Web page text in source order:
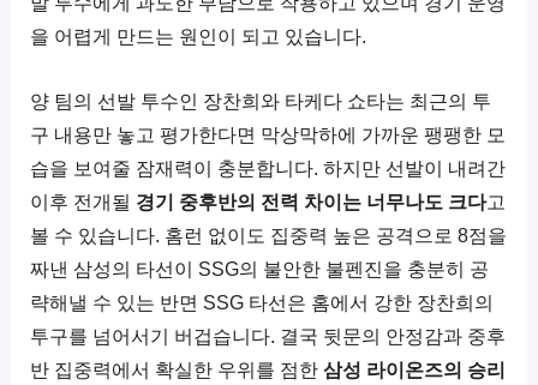
을 어렵게 만드는 원인이 되고 있습니다.
양 팀의 선발 투수인 장찬희와 타케다 쇼타는 최근의 투
구 내용만 놓고 평가한다면 막상막하에 가까운 팽팽한 모
습을 보여줄 잠재력이 충분합니다. 하지만 선발이 내려간
이후 전개될 경기 중후반의 전력 차이는 너무나도 크다고
볼 수 있습니다. 홈런 없이도 집중력 높은 공격으로 8점을
짜낸 삼성의 타선이 SSG의 불안한 불펜진을 충분히 공
략해낼 수 있는 반면 SSG 타선은 홈에서 강한 장찬희의
투구를 넘어서기 버겁습니다. 결국 뒷문의 안정감과 중후
반 집중력에서 확실한 우위를 점한삼성 라이온즈의 승리